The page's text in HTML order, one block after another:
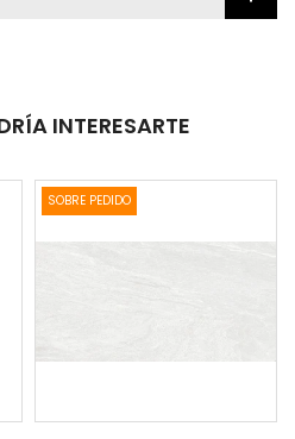
INTERESARTE
SOBRE PEDIDO